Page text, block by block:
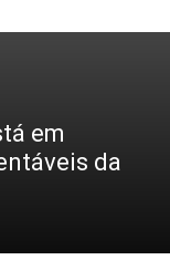
em
da